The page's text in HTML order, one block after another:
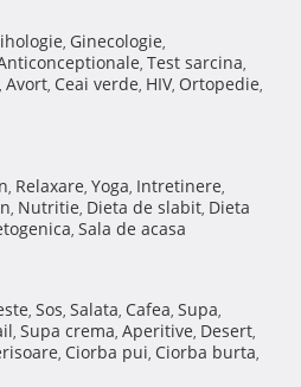
, Ginecologie,
, Test sarcina,
, Avort, Ceai verde, HIV, Ortopedie,
, Relaxare, Yoga, Intretinere,
, Nutritie, Dieta de slabit, Dieta
, Sala de acasa
, Sos, Salata, Cafea, Supa,
, Supa crema, Aperitive, Desert,
, Ciorba pui, Ciorba burta,